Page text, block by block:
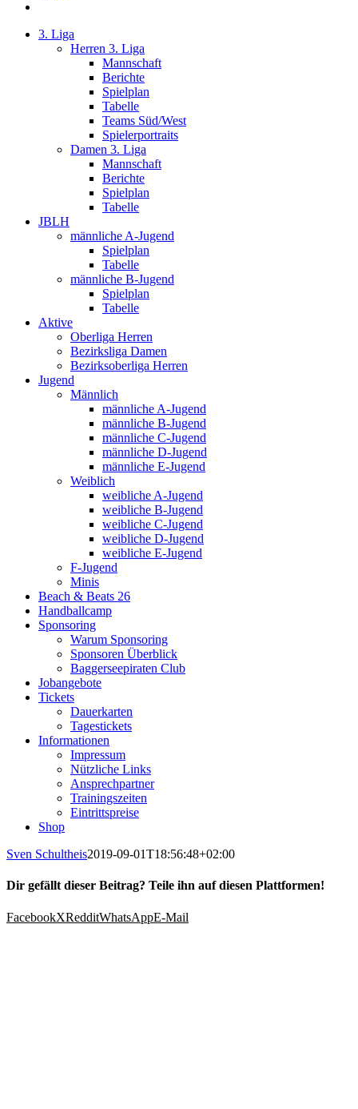
3. Liga
Herren 3. Liga
Mannschaft
Berichte
Spielplan
Tabelle
Teams Süd/West
Spielerportraits
Damen 3. Liga
Mannschaft
Berichte
Spielplan
Tabelle
JBLH
männliche A-Jugend
Spielplan
Tabelle
männliche B-Jugend
Spielplan
Tabelle
Aktive
Oberliga Herren
Bezirksliga Damen
Bezirksoberliga Herren
Jugend
Männlich
männliche A-Jugend
männliche B-Jugend
männliche C-Jugend
männliche D-Jugend
männliche E-Jugend
Weiblich
weibliche A-Jugend
weibliche B-Jugend
weibliche C-Jugend
weibliche D-Jugend
weibliche E-Jugend
F-Jugend
Minis
Beach & Beats 26
Handballcamp
Sponsoring
Warum Sponsoring
Sponsoren Überblick
Baggerseepiraten Club
Jobangebote
Tickets
Dauerkarten
Tagestickets
Informationen
Impressum
Nützliche Links
Ansprechpartner
Trainingszeiten
Eintrittspreise
Shop
Sven Schultheis2019-09-01T18:56:48+02:00
Dir gefällt dieser Beitrag? Teile ihn auf diesen Plattformen!
FacebookXRedditWhatsAppE-Mail